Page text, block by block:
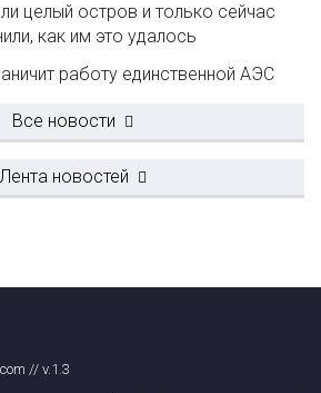
целый остров и только сейчас
как им это удалось
работу единственной АЭС
Все новости
Лента новостей
// v.1.3